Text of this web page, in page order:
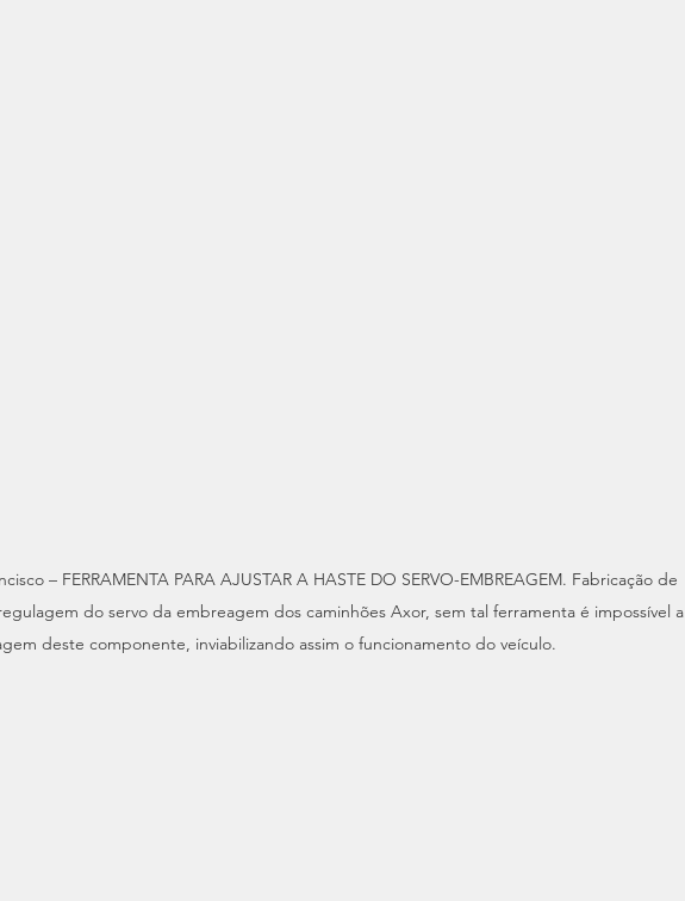
– FERRAMENTA PARA AJUSTAR A HASTE DO SERVO-EMBREAGEM. Fabricação de
do servo da embreagem dos caminhões Axor, sem tal ferramenta é impossível a
deste componente, inviabilizando assim o funcionamento do veículo.